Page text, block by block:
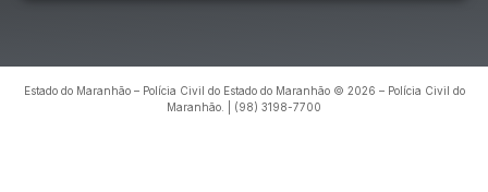
Estado do Maranhão – Polícia Civil do Estado do Maranhão © 2026 – Polícia Civil do
Maranhão. | (98) 3198-7700